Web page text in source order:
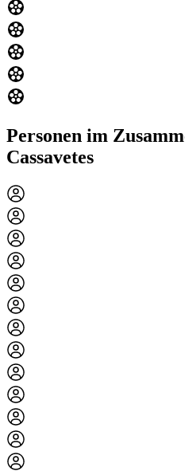
Personen im
Cassavetes